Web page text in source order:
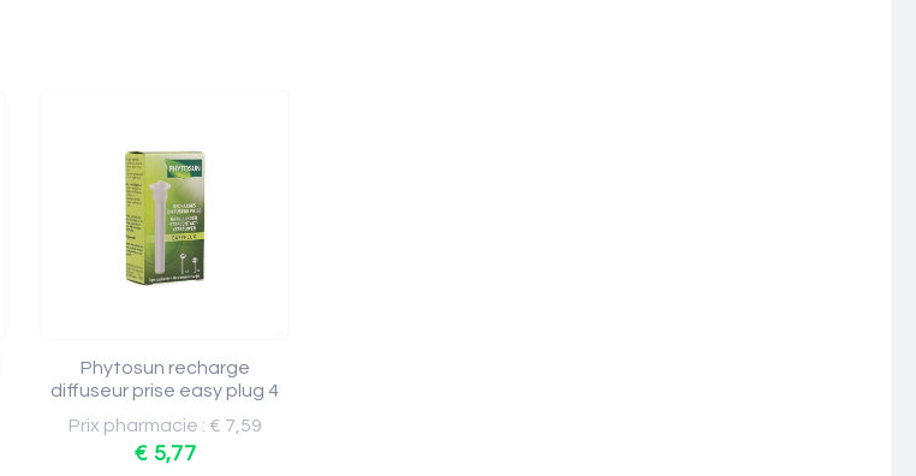
Phytosun recharge
diffuseur prise easy plug 4
Prix pharmacie : € 7,59
€ 5,77